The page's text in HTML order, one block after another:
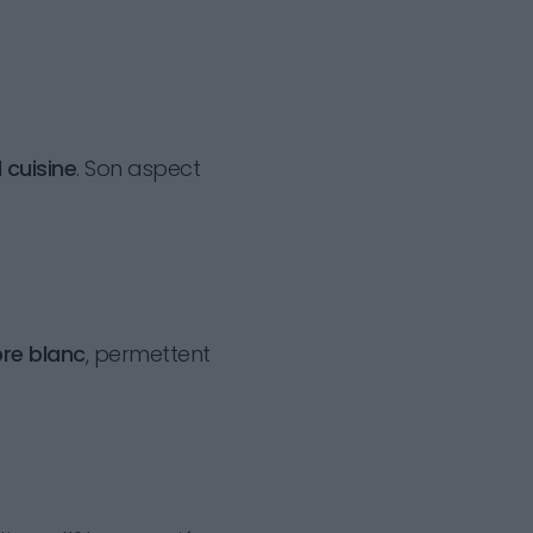
. Son aspect
blanc, permettent